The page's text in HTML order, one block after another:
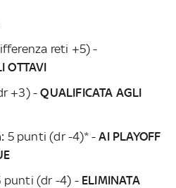
reti +5) -
OTTAVI
+3) -QUALIFICATA AGLI
5 punti (dr -4)* -AI PLAYOFF
punti (dr -4) - ELIMINATA